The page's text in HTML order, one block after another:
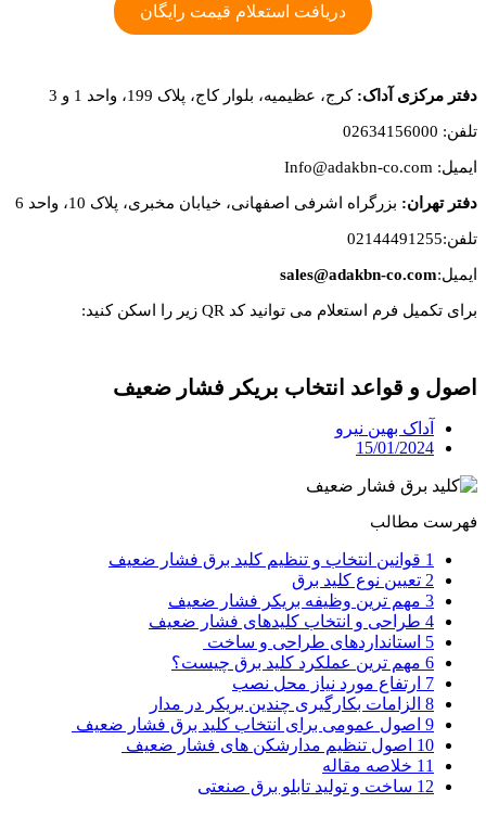
دریافت استعلام قیمت رایگان
دفتر مرکزی آداک: کرج، عظیمیه، بلوار کاج، پلاک 199، واحد 1 و 3
تلفن: 02634156000
ایمیل: Info@adakbn-co.com
دفتر تهران: بزرگراه اشرفی اصفهانی، خیابان مخبری، پلاک 10، واحد 6
تلفن:02144491255
ایمیل:sales@adakbn-co.com
برای تکمیل فرم استعلام می توانید کد QR زیر را اسکن کنید:
اصول و قواعد انتخاب بریکر فشار ضعیف
آداک بهین نیرو
15/01/2024
فهرست مطالب
1 قوانین انتخاب و تنظیم کلید برق فشار ضعیف
2 تعیین نوع کلید برق
3 مهم ترین وظیفه بریکر فشار ضعیف
4 طراحی و انتخاب کلیدهای فشار ضعیف
5 استانداردهای طراحی و ساخت
6 مهم ترین عملکرد کلید برق چیست؟
7 ارتفاع مورد نیاز محل نصب
8 الزامات بکارگیری چندین بریکر در مدار
9 اصول عمومی برای انتخاب کلید برق فشار ضعیف
10 اصول تنظیم مدارشکن های فشار ضعیف
11 خلاصه مقاله
12 ساخت و تولید تابلو برق صنعتی